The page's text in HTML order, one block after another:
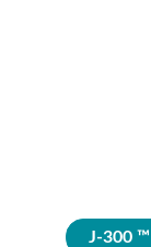
J-300 ™